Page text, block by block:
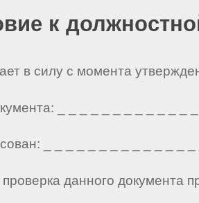
к
в силу с момента
_ _ _ _ _ _ _ _ _ _ _ _
_ _ _ _ _ _ _ _ _ _ _ _ _
данного